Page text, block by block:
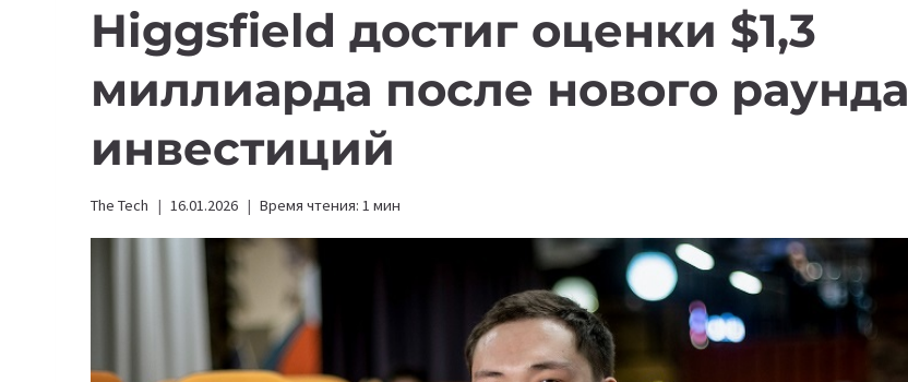
Higgsfield достиг оценки $1,3
миллиарда после нового раунда
инвестиций
The Tech 16.01.2026 Время чтения: 1 мин